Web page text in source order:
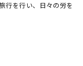
行を行い、日々の労を